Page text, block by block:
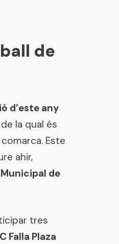
de
d’este any
la qual és
Este
ahir,
de
tres
Falla Plaza